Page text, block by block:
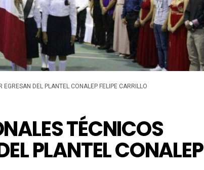
DEL PLANTEL CONALEP FELIPE CARRILLO
TÉCNICOS
PLANTEL CONALEP